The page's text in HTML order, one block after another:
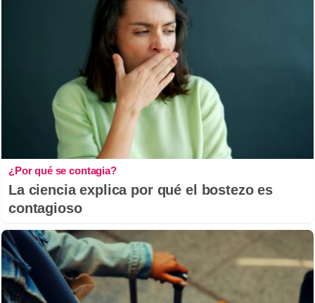
¿Por qué se contagia?
La ciencia explica por qué el bostezo es
contagioso